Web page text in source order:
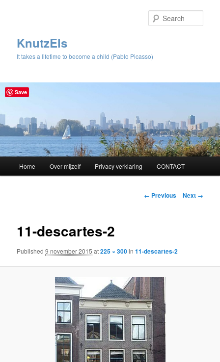
KnutzEls
It takes a lifetime to become a child (Pablo Picasso)
Skip
content
Home Over mijzelf Privacy verklaring CONTACT
Image
← Previous Next →
11-descartes-2
Published9 november 2015 at225 × 300in11-descartes-2
Save